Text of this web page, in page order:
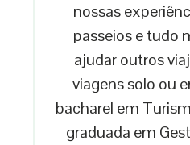
nossas
passeios e tudo
ajudar outros
viagens solo ou
bacharel em
graduada em